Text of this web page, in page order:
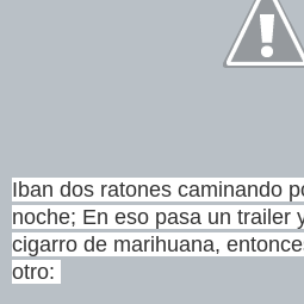
Iban dos ratones caminando
noche; En eso pasa un trailer
cigarro de marihuana,
otro: